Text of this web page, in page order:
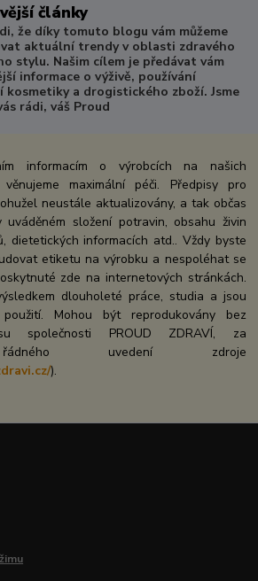
články
že díky tomuto blogu vám můžeme
aktuální trendy v oblasti zdravého
stylu. Našim cílem je předávat vám
informace o výživě, používání
kosmetiky a drogistického zboží. Jsme
rádi, váš Proud
informacím o výrobcích na našich
maximální péči. Předpisy pro
neustále aktualizovány, a tak občas
složení potravin, obsahu živin
dietetických informacích atd.. Vždy byste
etiketu na výrobku a nespoléhat se
zde na internetových stránkách.
dlouholeté práce, studia a jsou
Mohou být reprodukovány bez
společnosti PROUD ZDRAVÍ, za
řádného uvedení zdroje
).